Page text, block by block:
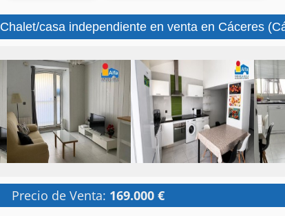
casa independiente en venta en Cáceres
Precio de Venta: 169.000 €